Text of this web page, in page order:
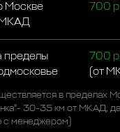
Москве
МКАД
700 р
пределы
700
(от
в пределах
30-35 км от МКАД,
с менеджером)